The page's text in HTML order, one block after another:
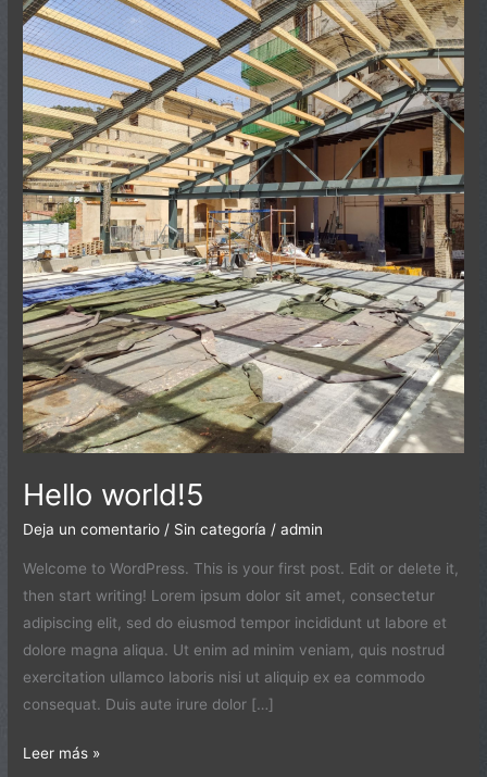
Hello world!5
Deja un comentario / Sin categoría /admin
Welcome to WordPress. This is your first post. Edit or delete it,
then start writing! Lorem ipsum dolor sit amet, consectetur
adipiscing elit, sed do eiusmod tempor incididunt ut labore et
dolore magna aliqua. Ut enim ad minim veniam, quis nostrud
exercitation ullamco laboris nisi ut aliquip ex ea commodo
consequat. Duis aute irure dolor […]
Leer más »